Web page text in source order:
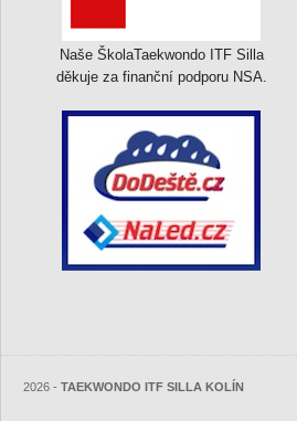
Naše ŠkolaTaekwondo ITF Silla
děkuje za finanční podporu NSA.
2026 - TAEKWONDO ITF SILLA KOLÍN